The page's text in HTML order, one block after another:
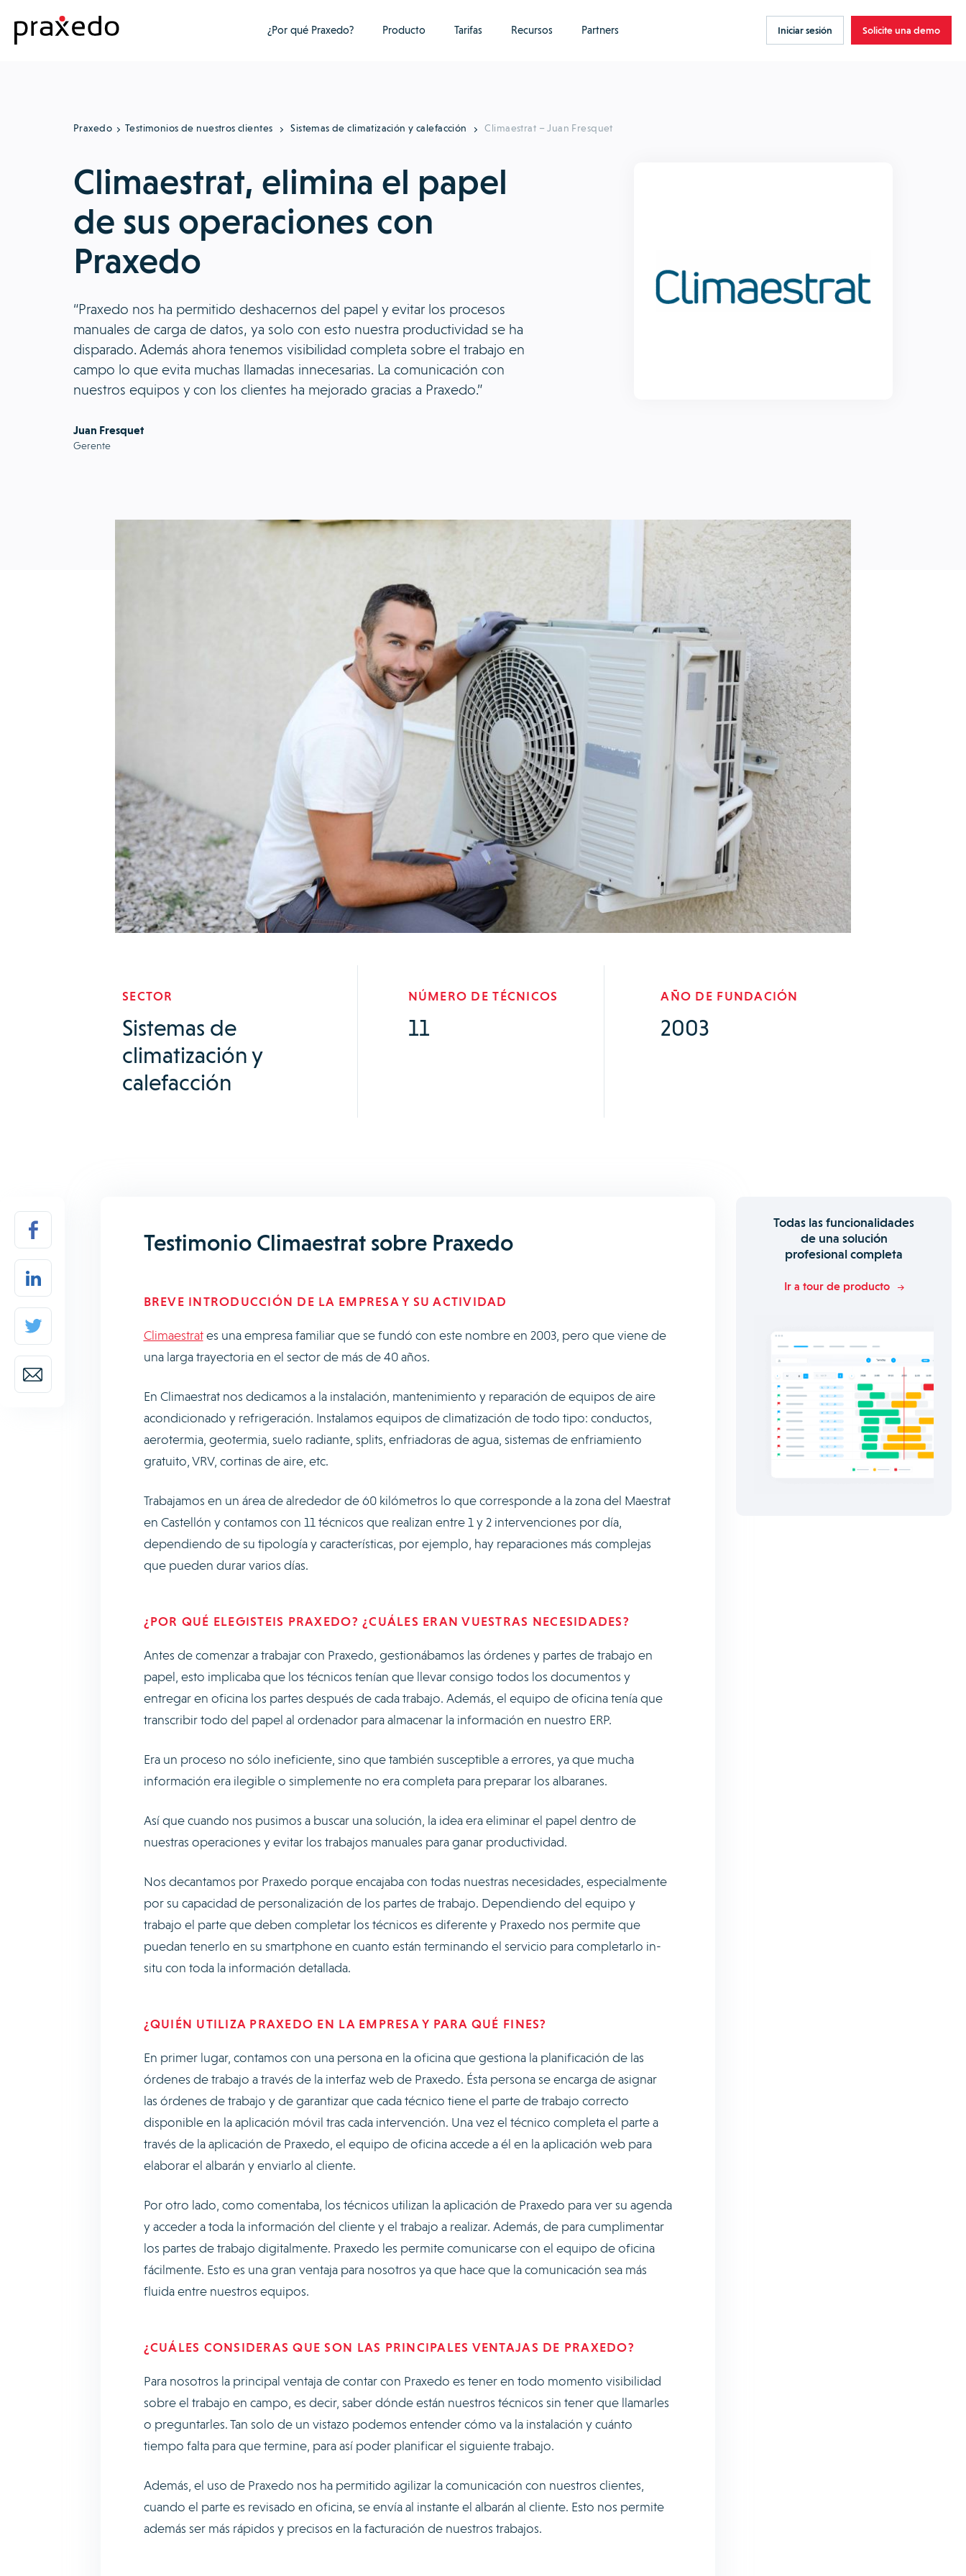
¿Por qué Praxedo? Producto Tarifas Recursos Partners Iniciar sesión Solicite una demo
Praxedo Testimonios de nuestros clientes Sistemas de climatización y calefacción Climaestrat – Juan Fresquet
Climaestrat, elimina el papel
de sus operaciones con
Praxedo
“Praxedo nos ha permitido deshacernos del papel y evitar los procesos
manuales de carga de datos, ya solo con esto nuestra productividad se ha
disparado. Además ahora tenemos visibilidad completa sobre el trabajo en
campo lo que evita muchas llamadas innecesarias. La comunicación con
nuestros equipos y con los clientes ha mejorado gracias a Praxedo.”
Juan Fresquet
Gerente
SECTOR
Sistemas de
climatización y
calefacción
NÚMERO DE TÉCNICOS
11
AÑO DE FUNDACIÓN
2003
Testimonio Climaestrat sobre Praxedo
BREVE INTRODUCCIÓN DE LA EMPRESA Y SU ACTIVIDAD
Climaestrates una empresa familiar que se fundó con este nombre en 2003, pero que viene de
una larga trayectoria en el sector de más de 40 años.
En Climaestrat nos dedicamos a la instalación, mantenimiento y reparación de equipos de aire
acondicionado y refrigeración. Instalamos equipos de climatización de todo tipo: conductos,
aerotermia, geotermia, suelo radiante, splits, enfriadoras de agua, sistemas de enfriamiento
gratuito, VRV, cortinas de aire, etc.
Trabajamos en un área de alrededor de 60 kilómetros lo que corresponde a la zona del Maestrat
en Castellón y contamos con 11 técnicos que realizan entre 1 y 2 intervenciones por día,
dependiendo de su tipología y características, por ejemplo, hay reparaciones más complejas
que pueden durar varios días.
¿POR QUÉ ELEGISTEIS PRAXEDO? ¿CUÁLES ERAN VUESTRAS NECESIDADES?
Antes de comenzar a trabajar con Praxedo, gestionábamos las órdenes y partes de trabajo en
papel, esto implicaba que los técnicos tenían que llevar consigo todos los documentos y
entregar en oficina los partes después de cada trabajo. Además, el equipo de oficina tenía que
transcribir todo del papel al ordenador para almacenar la información en nuestro ERP.
Era un proceso no sólo ineficiente, sino que también susceptible a errores, ya que mucha
información era ilegible o simplemente no era completa para preparar los albaranes.
Así que cuando nos pusimos a buscar una solución, la idea era eliminar el papel dentro de
nuestras operaciones y evitar los trabajos manuales para ganar productividad.
Nos decantamos por Praxedo porque encajaba con todas nuestras necesidades, especialmente
por su capacidad de personalización de los partes de trabajo. Dependiendo del equipo y
trabajo el parte que deben completar los técnicos es diferente y Praxedo nos permite que
puedan tenerlo en su smartphone en cuanto están terminando el servicio para completarlo in-
situ con toda la información detallada.
¿QUIÉN UTILIZA PRAXEDO EN LA EMPRESA Y PARA QUÉ FINES?
En primer lugar, contamos con una persona en la oficina que gestiona la planificación de las
órdenes de trabajo a través de la interfaz web de Praxedo. Ésta persona se encarga de asignar
las órdenes de trabajo y de garantizar que cada técnico tiene el parte de trabajo correcto
disponible en la aplicación móvil tras cada intervención. Una vez el técnico completa el parte a
través de la aplicación de Praxedo, el equipo de oficina accede a él en la aplicación web para
elaborar el albarán y enviarlo al cliente.
Por otro lado, como comentaba, los técnicos utilizan la aplicación de Praxedo para ver su agenda
y acceder a toda la información del cliente y el trabajo a realizar. Además, de para cumplimentar
los partes de trabajo digitalmente. Praxedo les permite comunicarse con el equipo de oficina
fácilmente. Esto es una gran ventaja para nosotros ya que hace que la comunicación sea más
fluida entre nuestros equipos.
¿CUÁLES CONSIDERAS QUE SON LAS PRINCIPALES VENTAJAS DE PRAXEDO?
Para nosotros la principal ventaja de contar con Praxedo es tener en todo momento visibilidad
sobre el trabajo en campo, es decir, saber dónde están nuestros técnicos sin tener que llamarles
o preguntarles. Tan solo de un vistazo podemos entender cómo va la instalación y cuánto
tiempo falta para que termine, para así poder planificar el siguiente trabajo.
Además, el uso de Praxedo nos ha permitido agilizar la comunicación con nuestros clientes,
cuando el parte es revisado en oficina, se envía al instante el albarán al cliente. Esto nos permite
además ser más rápidos y precisos en la facturación de nuestros trabajos.
Todas las funcionalidades
de una solución
profesional completa
Ir a tour de producto